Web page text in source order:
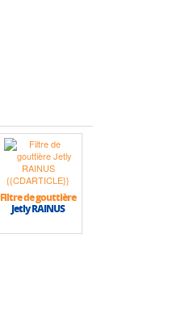
Filtre de gouttière
Jetly RAINUS